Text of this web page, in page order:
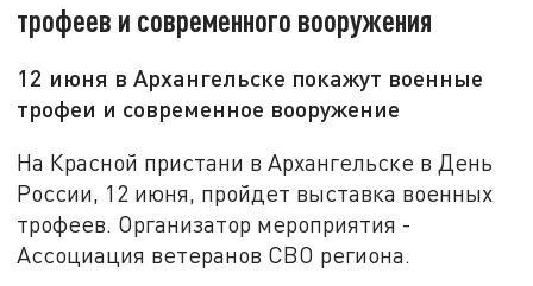
трофеев и современного вооружения
12 июня в Архангельске покажут военные
трофеи и современное вооружение
На Красной пристани в Архангельске в День
России, 12 июня, пройдет выставка военных
трофеев. Организатор мероприятия -
Ассоциация ветеранов СВО региона.